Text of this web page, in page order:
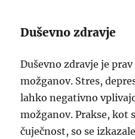
Duševno zdravje
Duševno zdravje je
možganov. Stres,
lahko negativno
možganov. Prakse, kot
čuječnost, so se